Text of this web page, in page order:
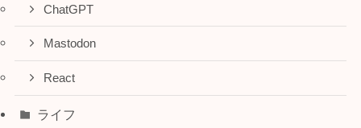
ChatGPT
Mastodon
React
ライフ